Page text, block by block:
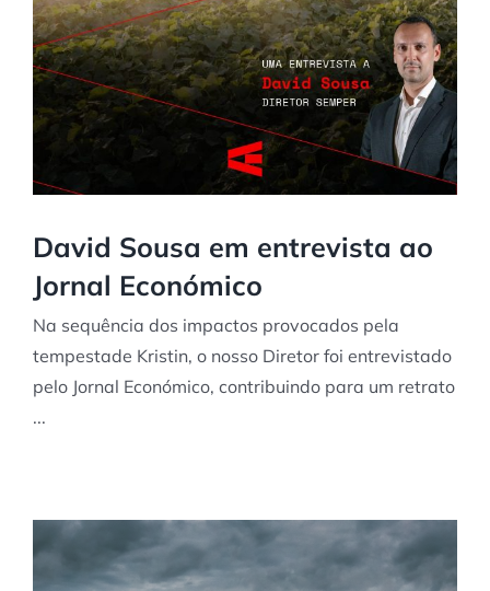
David Sousa em entrevista ao
Jornal Económico
Na sequência dos impactos provocados pela
tempestade Kristin, o nosso Diretor foi entrevistado
pelo Jornal Económico, contribuindo para um retrato
...